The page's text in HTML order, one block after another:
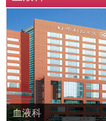
血液科